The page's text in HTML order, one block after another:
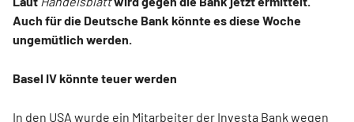
Auch für die Deutsche Bank könnte es diese Woche
ungemütlich werden.
Basel IV könnte teuer werden
In den USA wurde ein Mitarbeiter der Investa Bank wegen